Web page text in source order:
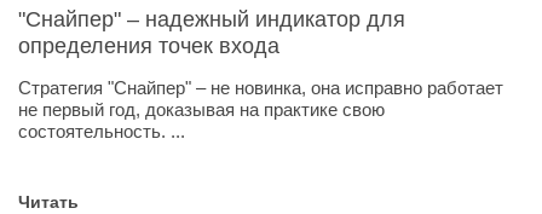
"Снайпер" – надежный индикатор для
определения точек входа
Стратегия "Снайпер" – не новинка, она исправно работает
не первый год, доказывая на практике свою
состоятельность. ...
Читать